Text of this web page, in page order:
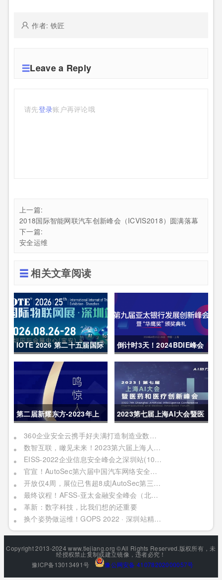
作者: 铁匠
Leave a Reply
请先登录账户再评论哦
上一篇:
2018国际智能网联汽车创新峰会（ICVIS2018）圆满落幕
下一篇:
安全运维
相关文章阅读
IOTE 2026 第二十五届国际
物联网展・深圳站 展会邀请
倒计时3天！2024BDIE峰会
内容亮点呈现
第二届新耀东方-2023年上
海网络安全博览会暨高峰论
坛行业盛会1天倒计时
2023第七届上海AI大会暨医
药和医疗创新峰会|报名进行
中
360企业安全云携手好夫满打造制造业数字化转型新范本
数智互联，瞰见未来！2023第六届上海人工智能大会定档四月上海
EISS-2022企业信息安全峰会之深圳站(10月28日/周五)
官宣！AutoSec第六届中国汽车网络安全周火热来袭，10大特色首度曝光！1000+精准专业观众、60+OEM竞相参与
开放仅4周，展位已售超8成|AutoSec第三届中国汽车数据安全展9月来袭！
最终议程！AFSS-亚太金融安全峰会（北京2022年09月02日周五）
革新：数字科技，比我们想的还重要
换个姿势做运维！GOPS 2022 · 深圳站精彩内容抢先看！
Copyright 2013-2024 www.tiejiang.org ©All Rights Reserved.版权所有，未
经授权禁止复制或建立镜像，违者必究！
豫ICP备13013491号
豫公网安备 41078202000057号